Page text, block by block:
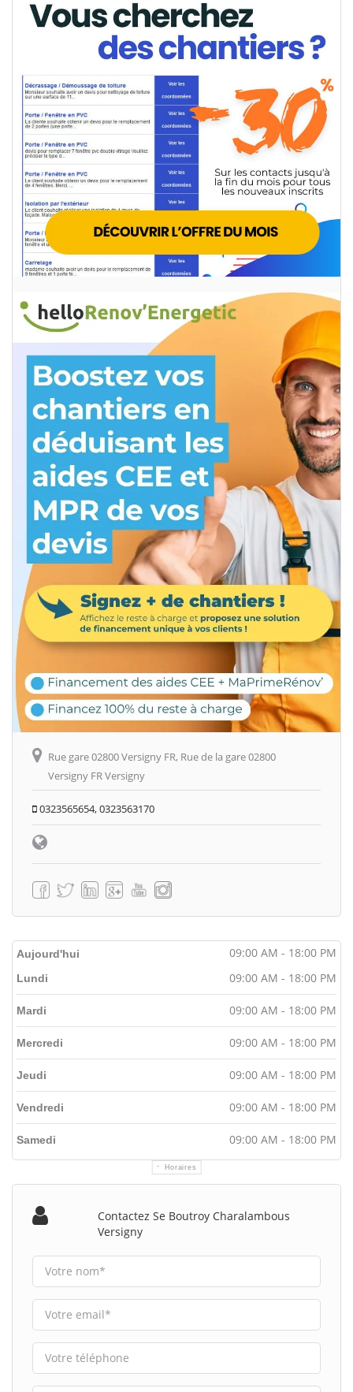
Rue gare 02800 Versigny FR, Rue de la gare 02800
Versigny FR Versigny
0323565654, 0323563170
Aujourd'hui 09:00 AM - 18:00 PM
Horaires
Lundi 09:00 AM - 18:00 PM
Mardi 09:00 AM - 18:00 PM
Mercredi 09:00 AM - 18:00 PM
Jeudi 09:00 AM - 18:00 PM
Vendredi 09:00 AM - 18:00 PM
Samedi 09:00 AM - 18:00 PM
Contactez Se Boutroy Charalambous
Versigny